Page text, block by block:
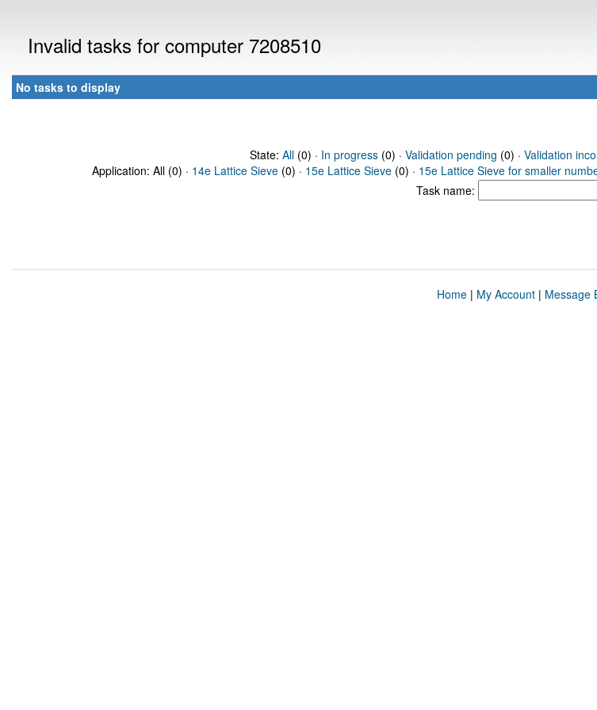
Invalid tasks for computer 7208510
No tasks to display
State: All(0) · In progress(0) · Validation pending (0) · Validation
Application: All (0) · 14e Lattice Sieve (0) · 15e Lattice Sieve (0) · 15e Lattice Sieve for smaller
Task name:
Home| My Account| Message